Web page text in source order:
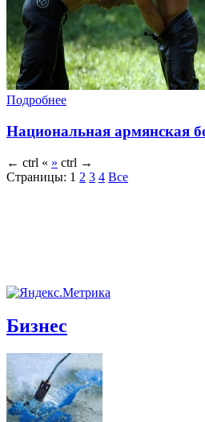
Подробнее
Национальная армянская
← ctrl « » ctrl →
Страницы: 1 2 3 4 Все
Бизнес